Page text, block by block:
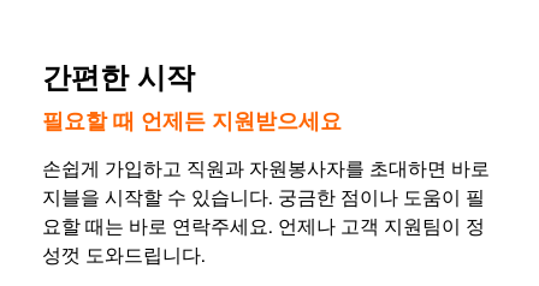
간편한 시작
필요할 때 언제든 지원받으세요
손쉽게 가입하고 직원과 자원봉사자를 초대하면 바로
지블을 시작할 수 있습니다. 궁금한 점이나 도움이 필
요할 때는 바로 연락주세요. 언제나 고객 지원팀이 정
성껏 도와드립니다.